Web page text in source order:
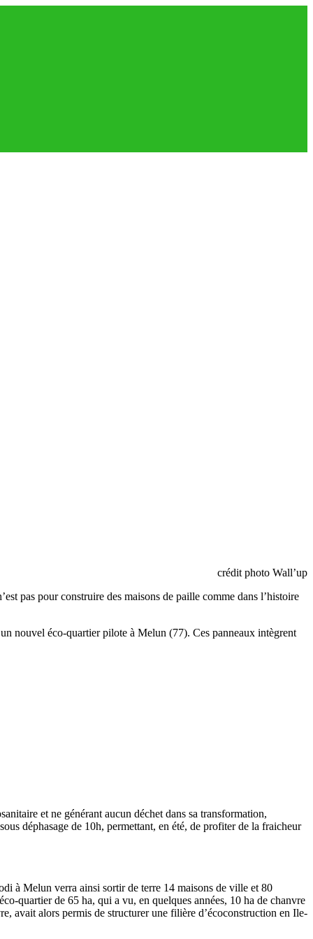
crédit photo Wall’up
pas pour construire des maisons de paille comme dans l’histoire
nouvel éco-quartier pilote à Melun (77). Ces panneaux intègrent
et ne générant aucun déchet dans sa transformation,
déphasage de 10h, permettant, en été, de profiter de la fraicheur
à Melun verra ainsi sortir de terre 14 maisons de ville et 80
quartier de 65 ha, qui a vu, en quelques années, 10 ha de chanvre
avait alors permis de structurer une filière d’écoconstruction en Ile-